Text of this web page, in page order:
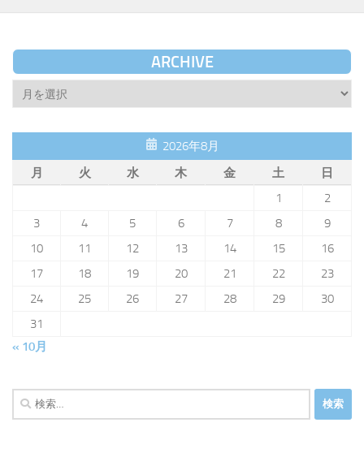
ARCHIVE
Archive
2026年8月
月
火 水 木 金 土
日
1
2
3
4 5 6 7 8
9
10
11 12 13 14 15
16
17
18 19 20 21 22
23
24
25 26 27 28 29
30
31
« 10月
検
索: